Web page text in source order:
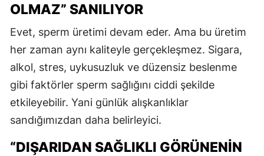
OLMAZ” SANILIYOR
Evet, sperm üretimi devam eder. Ama bu üretim
her zaman aynı kaliteyle gerçekleşmez. Sigara,
alkol, stres, uykusuzluk ve düzensiz beslenme
gibi faktörler sperm sağlığını ciddi şekilde
etkileyebilir. Yani günlük alışkanlıklar
sandığımızdan daha belirleyici.
“DIŞARIDAN SAĞLIKLI GÖRÜNENİN